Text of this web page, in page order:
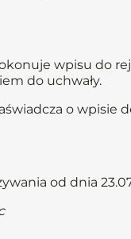
wpisu do
do uchwały.
o
od dnia